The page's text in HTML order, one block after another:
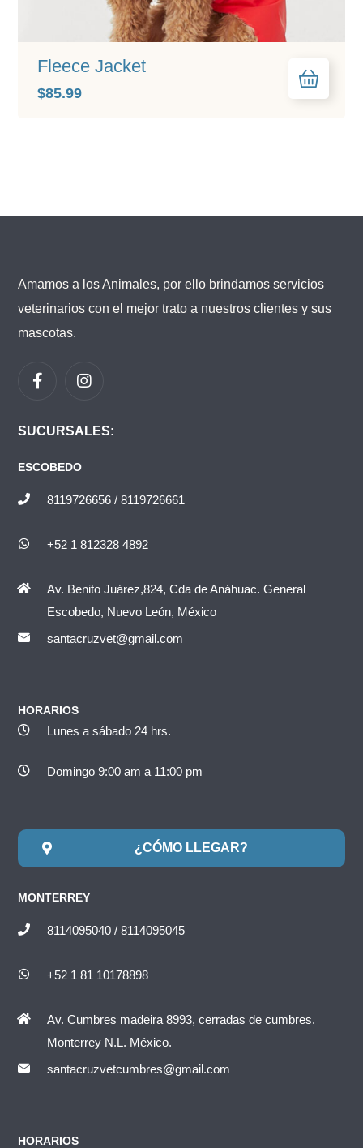
Fleece Jacket
$85.99
Amamos a los Animales, por ello brindamos servicios
veterinarios con el mejor trato a nuestros clientes y sus
mascotas.
SUCURSALES:
ESCOBEDO
8119726656 / 8119726661
+52 1 812328 4892
Av. Benito Juárez,824, Cda de Anáhuac. General
Escobedo, Nuevo León, México
santacruzvet@gmail.com
HORARIOS
Lunes a sábado 24 hrs.
Domingo 9:00 am a 11:00 pm
¿CÓMO LLEGAR?
MONTERREY
8114095040 / 8114095045
+52 1 81 10178898
Av. Cumbres madeira 8993, cerradas de cumbres.
Monterrey N.L. México.
santacruzvetcumbres@gmail.com
HORARIOS